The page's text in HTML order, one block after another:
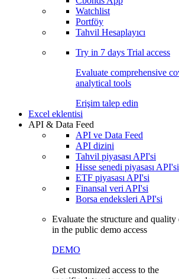
Watchlist
Portföy
Tahvil Hesaplayıcı
Try in 7 days Trial access
Evaluate comprehensive
analytical tools
Erişim talep edin
Excel eklentisi
API & Data Feed
API ve Data Feed
API dizini
Tahvil piyasası API'si
Hisse senedi piyasası API'si
ETF piyasası API'si
Finansal veri API'si
Borsa endeksleri API'si
Evaluate the structure and quality
in the public demo access
DEMO
Get customized access to the